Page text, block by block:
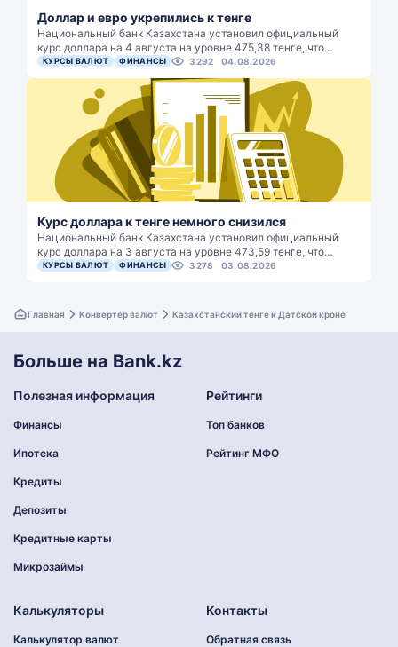
Доллар и евро укрепились к тенге
Национальный банк Казахстана установил официальный
курс доллара на 4 августа на уровне 475,38 тенге, что…
КУРСЫ ВАЛЮТ ФИНАНСЫ 3292 04.08.2026
Курс доллара к тенге немного снизился
Национальный банк Казахстана установил официальный
курс доллара на 3 августа на уровне 473,59 тенге, что…
КУРСЫ ВАЛЮТ ФИНАНСЫ 3278 03.08.2026
Главная Конвертер валют Казахстанский тенге к Датской кроне
Больше на Bank.kz
Полезная информация
Финансы
Ипотека
Кредиты
Депозиты
Кредитные карты
Микрозаймы
Рейтинги
Топ банков
Рейтинг МФО
Калькуляторы
Калькулятор валют
Контакты
Обратная связь